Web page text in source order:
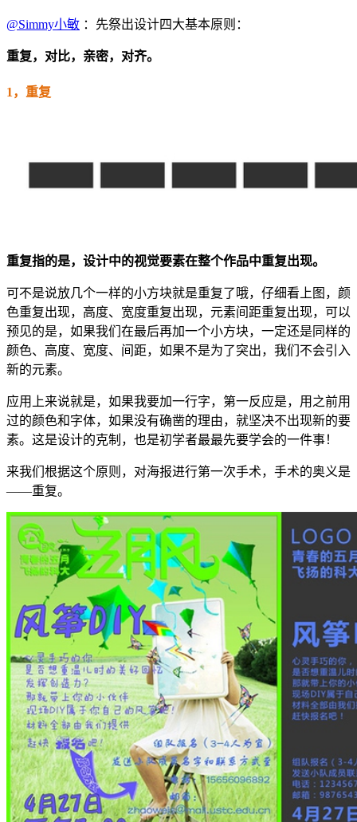
@Simmy小敏 ：先祭出设计四大基本原则：
重复， 对比， 亲密， 对齐。
1，重复
重复指的是，设计中的视觉要素在整个作品中重复出现。
可不是说放几个一样的小方块就是重复了哦，仔细看上图，颜
色重复出现，高度、宽度重复出现，元素间距重复出现，可以
预见的是，如果我们在最后再加一个小方块，一定还是同样的
颜色、高度、宽度、间距，如果不是为了突出，我们不会引入
新的元素。
应用上来说就是，如果我要加一行字，第一反应是，用之前用
过的颜色和字体，如果没有确凿的理由，就坚决不出现新的要
素。这是设计的克制，也是初学者最最先要学会的一件事！
来我们根据这个原则，对海报进行第一次手术，手术的奥义是
——重复。